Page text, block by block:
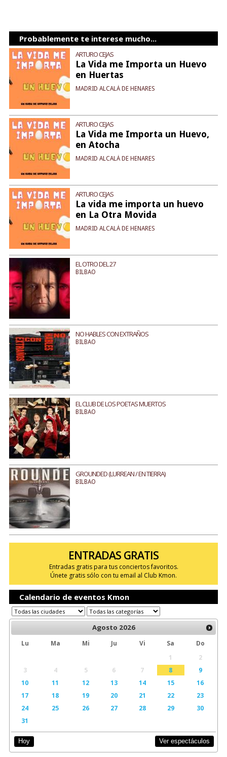
Probablemente te interese mucho...
ARTURO CEJAS
La Vida me Importa un Huevo
en Huertas
MADRID ALCALÁ DE HENARES
ARTURO CEJAS
La Vida me Importa un Huevo,
en Atocha
MADRID ALCALÁ DE HENARES
ARTURO CEJAS
La vida me importa un huevo
en La Otra Movida
MADRID ALCALÁ DE HENARES
EL OTRO DEL 27
BILBAO
NO HABLES CON EXTRAÑOS
BILBAO
EL CLUB DE LOS POETAS MUERTOS
BILBAO
GROUNDED (LURREAN / EN TIERRA)
BILBAO
ENTRADAS GRATIS
Entradas gratis para tus conciertos favoritos.
Únete gratis sólo con tu email al Club Kmon.
Calendario de eventos Kmon
Agosto 2026
Lu Ma Mi Ju Vi Sa
Do
1
2
3
4 5 6 7 8
9
10
11 12 13 14 15
16
17
18 19 20 21 22
23
24
25 26 27 28 29
30
31
Hoy Ver espectáculos